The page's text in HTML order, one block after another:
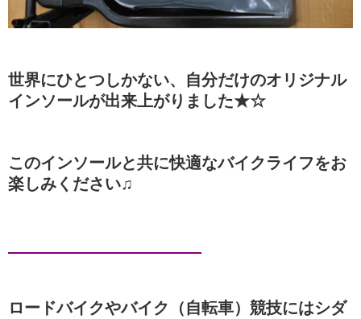
世界にひとつしかない、自分だけのオリジナル
インソールが出来上がりました★☆
このインソールと共に快適なバイクライフをお
楽しみください♫
ロードバイクやバイク（自転車）競技にはシダ